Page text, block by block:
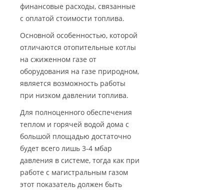
финансовые расходы, связанные
с оплатой стоимости топлива.
Основной особенностью, которой
отличаются отопительные котлы
на сжиженном газе от
оборудования на газе природном,
является возможность работы
при низком давлении топлива.
Для полноценного обеспечения
теплом и горячей водой дома с
большой площадью достаточно
будет всего лишь 3-4 мбар
давления в системе, тогда как при
работе с магистральным газом
этот показатель должен быть